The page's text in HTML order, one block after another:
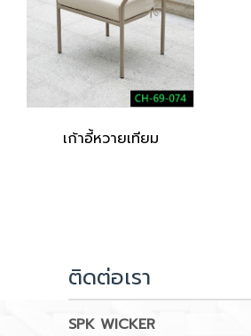
เก้าอี้หวายเทียม
ติดต่อเรา
SPK WICKER